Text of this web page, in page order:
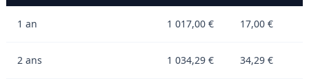
1 an 1 017,00 € 17,00 €
2 ans 1 034,29 € 34,29 €